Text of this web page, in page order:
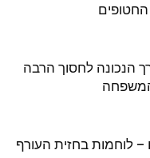
הנכונה לחסוך הרבה
– לוחמות בחזית העורף